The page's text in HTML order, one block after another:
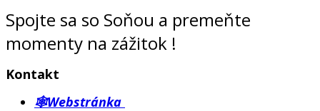
Spojte sa so Soňou a premeňte
momenty na zážitok !
Kontakt
🕸Webstránka